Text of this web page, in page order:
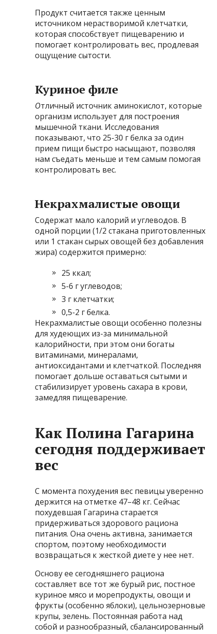
Продукт считается также ценным
источником нерастворимой клетчатки,
которая способствует пищеварению и
помогает контролировать вес, продлевая
ощущение сытости.
Куриное филе
Отличный источник аминокислот, которые
организм использует для построения
мышечной ткани. Исследования
показывают, что 25-30 г белка за один
прием пищи быстро насыщают, позволяя
нам съедать меньше и тем самым помогая
контролировать вес.
Некрахмалистые овощи
Содержат мало калорий и углеводов. В
одной порции (1/2 стакана приготовленных
или 1 стакан сырых овощей без добавления
жира) содержится примерно:
25 ккал;
5-6 г углеводов;
3 г клетчатки;
0,5-2 г белка.
Некрахмалистые овощи особенно полезны
для худеющих из-за минимальной
калорийности, при этом они богаты
витаминами, минералами,
антиоксидантами и клетчаткой. Последняя
помогает дольше оставаться сытыми и
стабилизирует уровень сахара в крови,
замедляя пищеварение.
Как Полина Гагарина
сегодня поддерживает
вес
С момента похудения вес певицы уверенно
держится на отметке 47–48 кг. Сейчас
похудевшая Гагарина старается
придерживаться здорового рациона
питания. Она очень активна, занимается
спортом, поэтому необходимости
возвращаться к жесткой диете у нее нет.
Основу ее сегодняшнего рациона
составляет все тот же бурый рис, постное
куриное мясо и морепродукты, овощи и
фрукты (особенно яблоки), цельнозерновые
крупы, зелень. Постоянная работа над
собой и разнообразный, сбалансированный